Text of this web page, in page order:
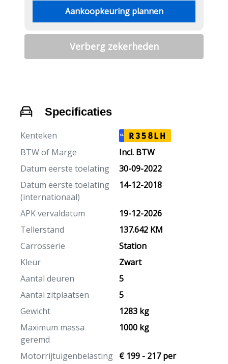
Aankoopkeuring plannen
Verberg zekerheden
Specificaties
Kenteken NL R358LH
BTW of Marge
Incl. BTW
Datum eerste toelating
30-09-2022
Datum eerste toelating
(internationaal)
14-12-2018
APK vervaldatum
19-12-2026
Tellerstand
137.642 KM
Carrosserie
Station
Kleur
Zwart
Aantal deuren
5
Aantal zitplaatsen
5
Gewicht
1283 kg
Maximum massa
geremd
1000 kg
Motorrijtuigenbelasting € 199 - 217 per